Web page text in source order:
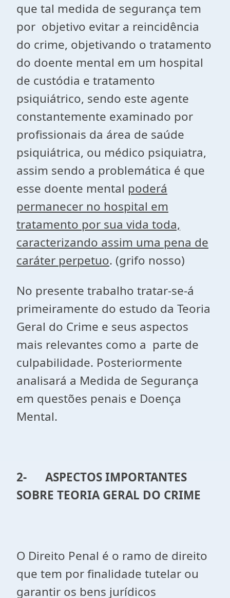
que tal medida de segurança tem
por objetivo evitar a reincidência
do crime, objetivando o tratamento
do doente mental em um hospital
de custódia e tratamento
psiquiátrico, sendo este agente
constantemente examinado por
profissionais da área de saúde
psiquiátrica, ou médico psiquiatra,
assim sendo a problemática é que
esse doente mental poderá
permanecer no hospital em
tratamento por sua vida toda,
caracterizando assim uma pena de
caráter perpetuo. (grifo nosso)
No presente trabalho tratar-se-á
primeiramente do estudo da Teoria
Geral do Crime e seus aspectos
mais relevantes como a parte de
culpabilidade. Posteriormente
analisará a Medida de Segurança
em questões penais e Doença
Mental.
2- ASPECTOS IMPORTANTES
SOBRE TEORIA GERAL DO CRIME
O Direito Penal é o ramo de direito
que tem por finalidade tutelar ou
garantir os bens jurídicos